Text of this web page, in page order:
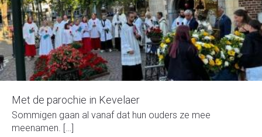
Met de parochie in Kevelaer
Sommigen gaan al vanaf dat hun ouders ze mee
meenamen. […]